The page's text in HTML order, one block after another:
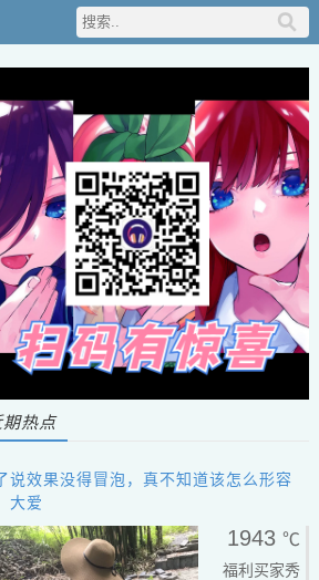
期热点
说效果没得冒泡，真不知道该怎么形容
大爱
1943 ℃
福利买家秀